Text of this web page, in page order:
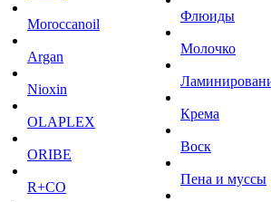
Moroccanoil
Argan
Niохin
OLAPLEX
ORIBE
R+CO
Флюиды
Молочко
Крема
Воск
Пена и муссы